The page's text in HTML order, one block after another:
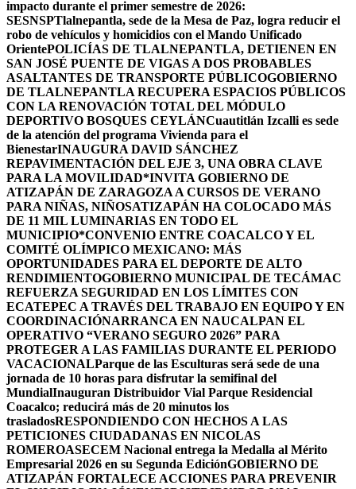
impacto durante el primer semestre de 2026:
SESNSPTlalnepantla, sede de la Mesa de Paz, logra reducir el
robo de vehículos y homicidios con el Mando Unificado
OrientePOLICÍAS DE TLALNEPANTLA, ​DETIENEN EN
SAN JOSÉ PUENTE DE VIGAS A DOS PROBABLES
ASALTANTES DE TRANSPORTE PÚBLICOGOBIERNO
DE TLALNEPANTLA RECUPERA ESPACIOS PÚBLICOS
CON LA RENOVACIÓN TOTAL DEL MÓDULO
DEPORTIVO BOSQUES CEYLÁNCuautitlán Izcalli es sede
de la atención del programa Vivienda para el
BienestarINAUGURA DAVID SÁNCHEZ
REPAVIMENTACIÓN DEL EJE 3, UNA OBRA CLAVE
PARA LA MOVILIDAD*INVITA GOBIERNO DE
ATIZAPÁN DE ZARAGOZA A CURSOS DE VERANO
PARA NIÑAS, NIÑOSATIZAPÁN HA COLOCADO MÁS
DE 11 MIL LUMINARIAS EN TODO EL
MUNICIPIO*CONVENIO ENTRE COACALCO Y EL
COMITÉ OLÍMPICO MEXICANO: MÁS
OPORTUNIDADES PARA EL DEPORTE DE ALTO
RENDIMIENTOGOBIERNO MUNICIPAL DE TECÁMAC
REFUERZA SEGURIDAD EN LOS LÍMITES CON
ECATEPEC A TRAVÉS DEL TRABAJO EN EQUIPO Y EN
COORDINACIÓNARRANCA EN NAUCALPAN EL
OPERATIVO “VERANO SEGURO 2026” PARA
PROTEGER A LAS FAMILIAS DURANTE EL PERIODO
VACACIONALParque de las Esculturas será sede de una
jornada de 10 horas para disfrutar la semifinal del
MundialInauguran Distribuidor Vial Parque Residencial
Coacalco; reducirá más de 20 minutos los
trasladosRESPONDIENDO CON HECHOS A LAS
PETICIONES CIUDADANAS EN NICOLAS
ROMEROASECEM Nacional entrega la Medalla al Mérito
Empresarial 2026 en su Segunda EdiciónGOBIERNO DE
ATIZAPÁN FORTALECE ACCIONES PARA PREVENIR